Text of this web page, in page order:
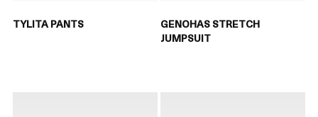
TYLITA PANTS
GENOHAS STRETCH
JUMPSUIT